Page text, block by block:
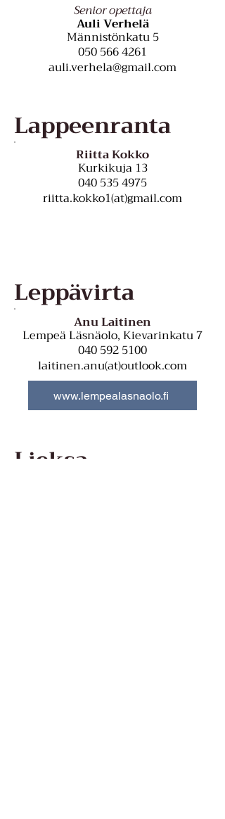
Senior opettaja
Auli Verhelä
Männistönkatu 5
050 566 4261
auli.verhela@gmail.com
Lappeenranta
Riitta Kokko
Kurkikuja 13
040 535 4975
riitta.kokko1(at)gmail.com
Leppävirta
Anu Laitinen
Lempeä Läsnäolo, Kievarinkatu 7
040 592 5100
laitinen.anu(at)outlook.com
www.lempealasnaolo.fi
Lieksa